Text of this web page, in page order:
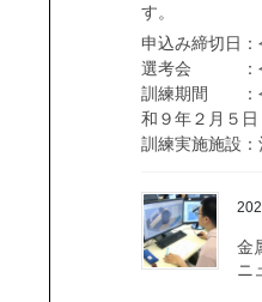
す。
申込み締切日
選考会 ：令
訓練期間 ：令
和９年２月５日
訓練実施施設
金
ニ